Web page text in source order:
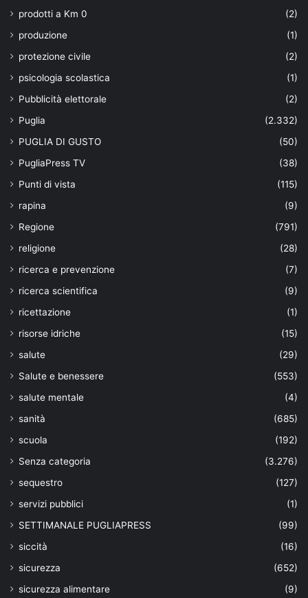
prodotti a Km 0
(2)
produzione
(1)
protezione civile
(2)
psicologia scolastica
(1)
Pubblicità elettorale
(2)
Puglia
(2.332)
PUGLIA DI GUSTO
(50)
PugliaPress TV
(38)
Punti di vista
(115)
rapina
(9)
Regione
(791)
religione
(28)
ricerca e prevenzione
(7)
ricerca scientifica
(9)
ricettazione
(1)
risorse idriche
(15)
salute
(29)
Salute e benessere
(553)
salute mentale
(4)
sanità
(685)
scuola
(192)
Senza categoria
(3.276)
sequestro
(127)
servizi pubblici
(1)
SETTIMANALE PUGLIAPRESS
(99)
siccità
(16)
sicurezza
(652)
sicurezza alimentare
(9)